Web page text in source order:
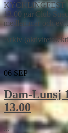
KYCKLINGFEST
13.00 går Club
medlemmar och
Arkiv
06 SEP
Dam-Lunsj
13.00
...